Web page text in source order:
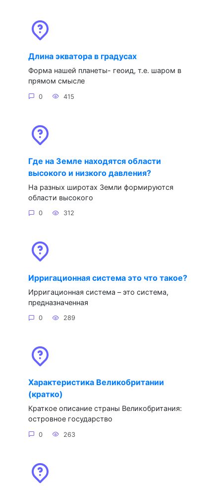
Длина экватора в градусах
Форма нашей планеты- геоид, т.е. шаром в
прямом смысле
0 415
Где на Земле находятся области
высокого и низкого давления?
На разных широтах Земли формируются
области высокого
0 312
Ирригационная система это что такое?
Ирригационная система – это система,
предназначенная
0 289
Характеристика Великобритании
(кратко)
Краткое описание страны Великобритания:
островное государство
0 263